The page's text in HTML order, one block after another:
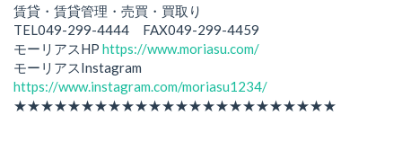
賃貸・賃貸管理・売買・買取り
TEL049-299-4444 FAX049-299-4459
モーリアスHP https://www.moriasu.com/
モーリアスInstagram
https://www.instagram.com/moriasu1234/
★★★★★★★★★★★★★★★★★★★★★★★★